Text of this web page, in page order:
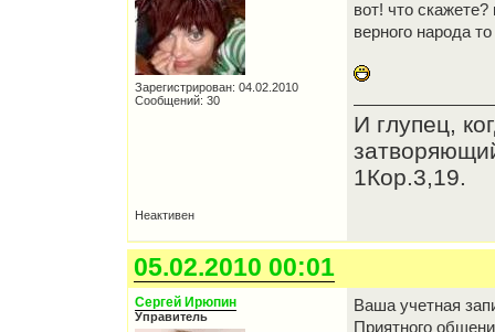
Зарегистрирован: 04.02.2010
Сообщений: 30
вот! что
верного народа
И глупец,
1Кор.3,19.
Неактивен
05.02.2010 00:01
Сергей Ирюпин
Управитель
Ваша учетная
Приятного